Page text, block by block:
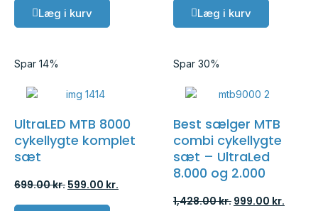
Læg i kurv Læg i kurv
Spar 14%
UltraLED MTB 8000
cykellygte komplet
sæt
699.00kr. 599.00 kr.
Spar 30%
Best sælger MTB
combi cykellygte
sæt – UltraLed
8.000 og 2.000
1,428.00kr. 999.00 kr.